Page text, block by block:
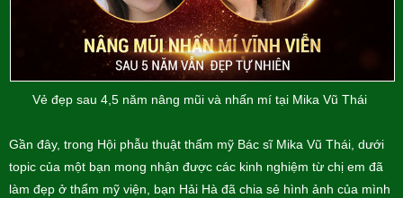
Vẻ đẹp sau 4,5 năm nâng mũi và nhấn mí tại Mika Vũ Thái
Gần đây, trong Hội phẫu thuật thẩm mỹ Bác sĩ Mika Vũ Thái, dưới
topic của một bạn mong nhận được các kinh nghiệm từ chị em đã
làm đẹp ở thẩm mỹ viện, bạn Hải Hà đã chia sẻ hình ảnh của mình